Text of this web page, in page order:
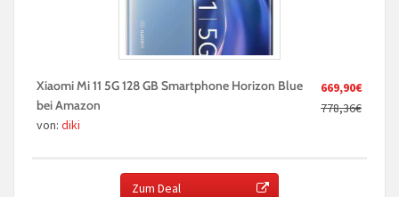
669,90€
778,36€
Xiaomi Mi 11 5G 128 GB Smartphone Horizon Blue
bei Amazon
von: diki
Zum Deal